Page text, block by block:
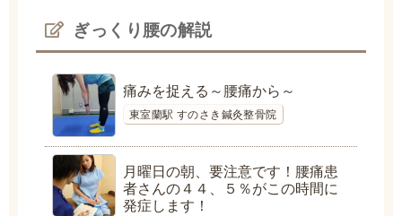
ぎっくり腰の解説
痛みを捉える～腰痛から～
東室蘭駅 すのさき鍼灸整骨院
月曜日の朝、要注意です！腰痛患
者さんの４４、５％がこの時間に
発症します！